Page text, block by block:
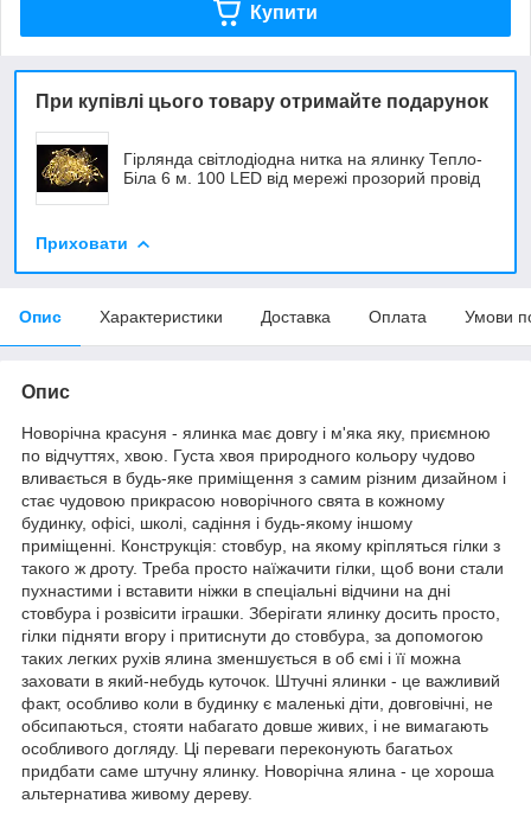
Купити
При купівлі цього товару отримайте подарунок
Гірлянда світлодіодна нитка на ялинку Тепло-
Біла 6 м. 100 LED від мережі прозорий провід
Приховати
Опис Характеристики Доставка Оплата Умови
Опис
Новорічна красуня - ялинка має довгу і м'яка яку, приємною
по відчуттях, хвою. Густа хвоя природного кольору чудово
вливається в будь-яке приміщення з самим різним дизайном і
стає чудовою прикрасою новорічного свята в кожному
будинку, офісі, школі, садіння і будь-якому іншому
приміщенні. Конструкція: стовбур, на якому кріпляться гілки з
такого ж дроту. Треба просто наїжачити гілки, щоб вони стали
пухнастими і вставити ніжки в спеціальні відчини на дні
стовбура і розвісити іграшки. Зберігати ялинку досить просто,
гілки підняти вгору і притиснути до стовбура, за допомогою
таких легких рухів ялина зменшується в об ємі і її можна
заховати в який-небудь куточок. Штучні ялинки - це важливий
факт, особливо коли в будинку є маленькі діти, довговічні, не
обсипаються, стояти набагато довше живих, і не вимагають
особливого догляду. Ці переваги переконують багатьох
придбати саме штучну ялинку. Новорічна ялина - це хороша
альтернатива живому дереву.